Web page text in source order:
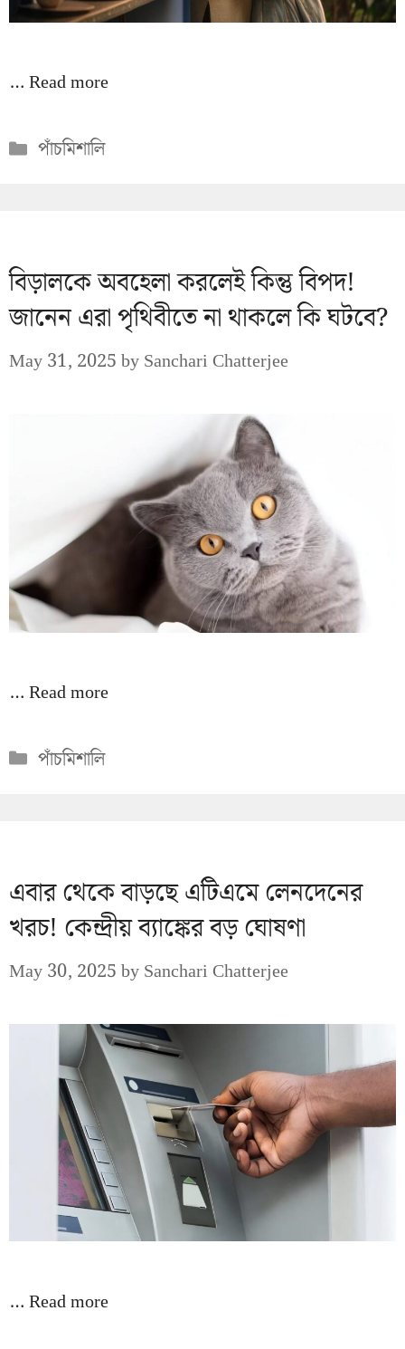
…Read more
Categories
পাঁচমিশালি
বিড়ালকে অবহেলা করলেই কিন্তু বিপদ!
জানেন এরা পৃথিবীতে না থাকলে কি ঘটবে?
May 31, 2025bySanchari Chatterjee
…Read more
Categories
পাঁচমিশালি
এবার থেকে বাড়ছে এটিএমে লেনদেনের
খরচ! কেন্দ্রীয় ব্যাঙ্কের বড় ঘোষণা
May 30, 2025bySanchari Chatterjee
…Read more